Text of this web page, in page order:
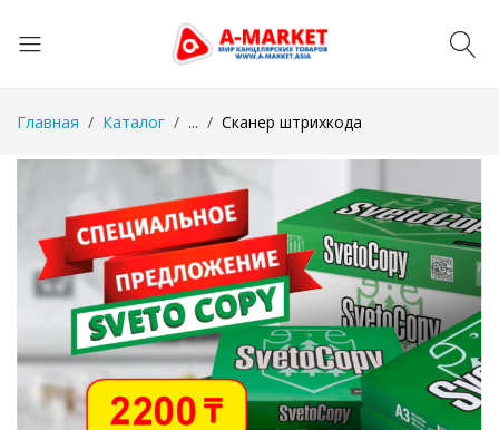
Главная Каталог ... Сканер штрихкода